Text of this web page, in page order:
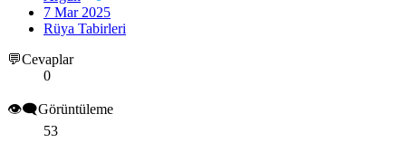
7 Mar 2025
Rüya Tabirleri
💬Cevaplar
0
👁️‍🗨️Görüntüleme
53